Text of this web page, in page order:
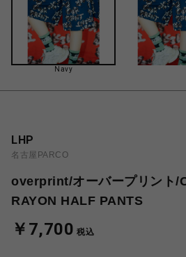
Navy
LHP
名古屋PARCO
overprint/オーバープリント/
RAYON HALF PANTS
￥7,700 税込